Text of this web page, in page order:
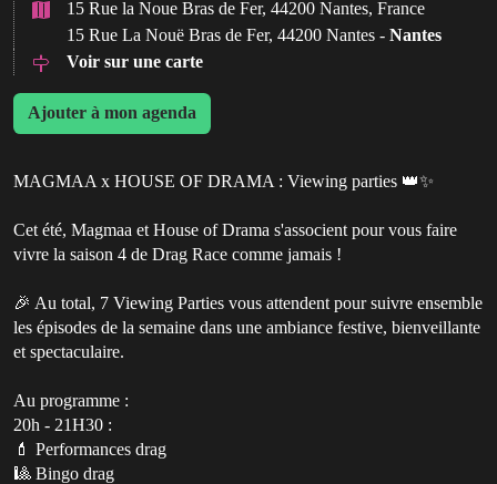
15 Rue la Noue Bras de Fer, 44200 Nantes, France
15 Rue La Nouë Bras de Fer, 44200 Nantes - Nantes
Voir sur une carte
Ajouter à mon agenda
MAGMAA x HOUSE OF DRAMA : Viewing parties 👑✨
Cet été, Magmaa et House of Drama s'associent pour vous faire
vivre la saison 4 de Drag Race comme jamais !
🎉 Au total, 7 Viewing Parties vous attendent pour suivre ensemble
les épisodes de la semaine dans une ambiance festive, bienveillante
et spectaculaire.
Au programme :
20h - 21H30 :
💄 Performances drag
🎱 Bingo drag